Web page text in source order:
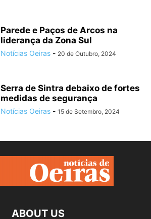
Parede e Paços de Arcos na
liderança da Zona Sul
Notícias Oeiras - 20 de Outubro, 2024
Serra de Sintra debaixo de fortes
medidas de segurança
Notícias Oeiras - 15 de Setembro, 2024
ABOUT US